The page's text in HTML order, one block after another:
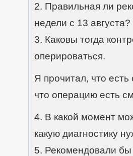
2. Правильная ли
недели с 13
3. Каковы тогда
оперироваться.
Я прочитал, что
что операцию есть
4. В какой момент
какую диагностику
5. Рекомендовали